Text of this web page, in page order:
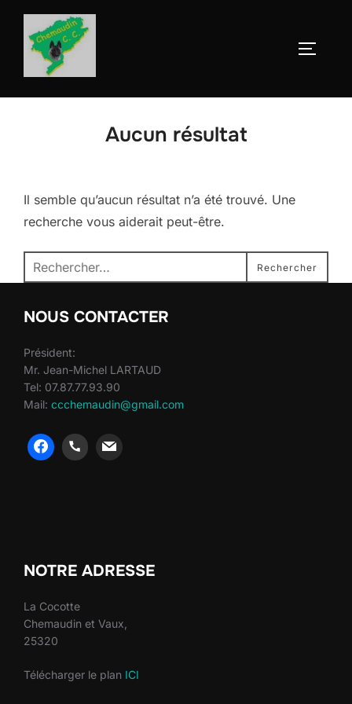
Aller
contenu
Aucun résultat
Il semble qu’aucun résultat n’a été trouvé. Une
recherche vous aiderait peut-être.
Recherche
pour :
Rechercher
NOUS CONTACTER
Président:
Mr. Jean-Michel LARTAUD
Tel: 07.87.77.93.90
Mail: ccchemaudin@gmail.com
NOTRE ADRESSE
La Cocotte
Chemaudin et Vaux,
25320
Télécharger le plan ICI